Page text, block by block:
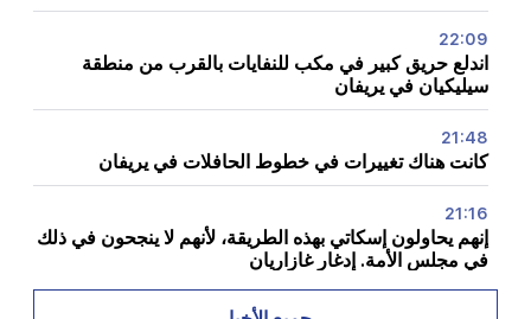
22:09
اندلع حريق كبير في مكب للنفايات بالقرب من منطقة
سيليكيان في يريفان
21:48
كانت هناك تغييرات في خطوط الحافلات في يريفان
21:16
إنهم يحاولون إسكاتي بهذه الطريقة، لأنهم لا ينجحون في ذلك
في مجلس الأمة. إدغار غازاريان